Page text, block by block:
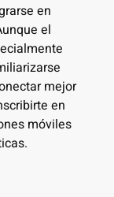
en
el
mejor
en
móviles